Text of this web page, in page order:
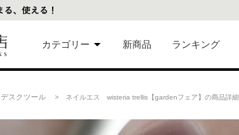
カテゴリー
美術品
新商品 ランキング
デスクツール > ネイルエス wisteria trellis【gardenフェア】の商品詳細